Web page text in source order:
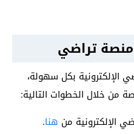
منصة تراضي
الإلكترونية بكل سهولة،
من خلال الخطوات التالية:
الإلكترونية من هنا.